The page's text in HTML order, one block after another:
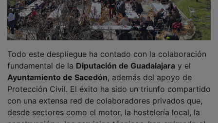
fundamental de laDiputación de Guadalajaray el
Ayuntamiento de Sacedón, además del apoyo de
Protección Civil. El éxito ha sido un triunfo compartido
con una extensa red de colaboradores privados que,
desde sectores como el motor, la hostelería local, la
construcción y los servicios técnicos, han arrimado el